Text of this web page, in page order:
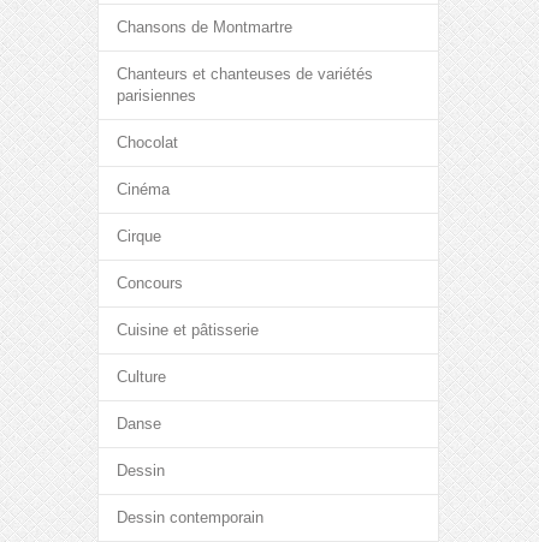
Chansons de Montmartre
Chanteurs et chanteuses de variétés
parisiennes
Chocolat
Cinéma
Cirque
Concours
Cuisine et pâtisserie
Culture
Danse
Dessin
Dessin contemporain